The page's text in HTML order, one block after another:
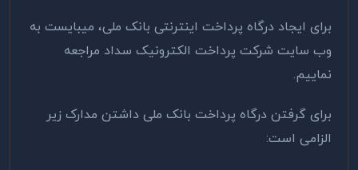
برای ایجاد درگاه پرداخت اینترنتی بانک ملی، میبایست به
وب سایت شرکت پرداخت الکترونیک سداد مراجعه
نماییم.
برای گرفتن درگاه پرداخت بانک ملی داشتن مدارک زیر
الزامی است: